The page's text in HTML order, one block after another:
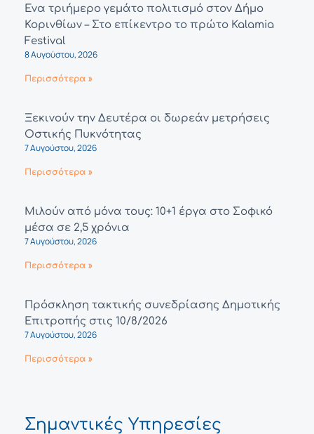
Ένα τριήμερο γεμάτο πολιτισμό στον Δήμο
Κορινθίων – Στο επίκεντρο το πρώτο Kalamia
Festival
8 Αυγούστου, 2026
Περισσότερα »
Ξεκινούν την Δευτέρα οι δωρεάν μετρήσεις
Οστικής Πυκνότητας
7 Αυγούστου, 2026
Περισσότερα »
Μιλούν από μόνα τους: 10+1 έργα στο Σοφικό
μέσα σε 2,5 χρόνια
7 Αυγούστου, 2026
Περισσότερα »
Πρόσκληση τακτικής συνεδρίασης Δημοτικής
Επιτροπής στις 10/8/2026
7 Αυγούστου, 2026
Περισσότερα »
Σημαντικές Υπηρεσίες